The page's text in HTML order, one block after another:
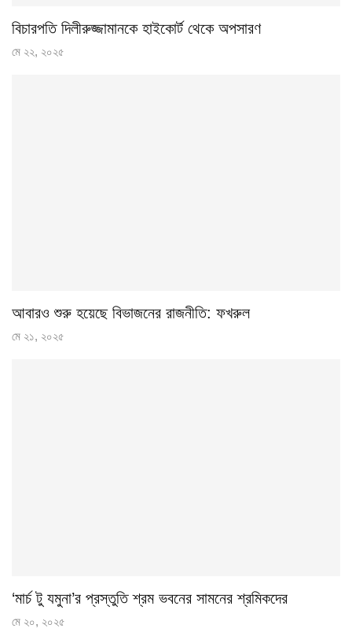
বিচারপতি দিলীরুজ্জামানকে হাইকোর্ট থেকে অপসারণ
মে ২২, ২০২৫
আবারও শুরু হয়েছে বিভাজনের রাজনীতি: ফখরুল
মে ২১, ২০২৫
‘মার্চ টু যমুনা’র প্রস্তুতি শ্রম ভবনের সামনের শ্রমিকদের
মে ২০, ২০২৫